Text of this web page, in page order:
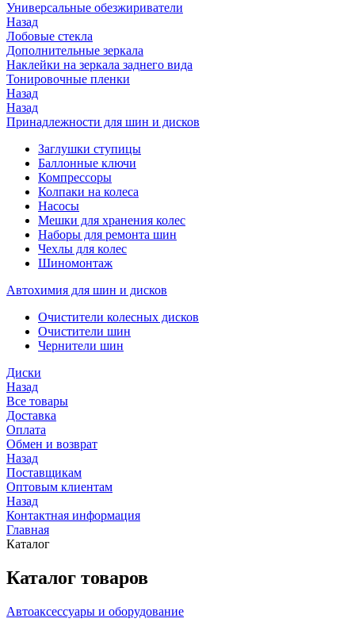
Универсальные обезжириватели
Назад
Лобовые стекла
Дополнительные зеркала
Наклейки на зеркала заднего вида
Тонировочные пленки
Назад
Назад
Принадлежности для шин и дисков
Заглушки ступицы
Баллонные ключи
Компрессоры
Колпаки на колеса
Насосы
Мешки для хранения колес
Наборы для ремонта шин
Чехлы для колес
Шиномонтаж
Автохимия для шин и дисков
Очистители колесных дисков
Очистители шин
Чернители шин
Диски
Назад
Все товары
Доставка
Оплата
Обмен и возврат
Назад
Поставщикам
Оптовым клиентам
Назад
Контактная информация
Главная
Каталог
Каталог товаров
Автоаксессуары и оборудование